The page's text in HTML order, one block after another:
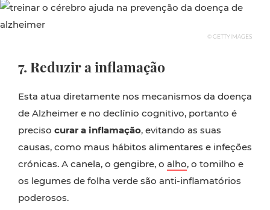
© GETTYIMAGES
7. Reduzir a inflamação
Esta atua diretamente nos mecanismos da doença
de Alzheimer e no declínio cognitivo, portanto é
preciso curar a inflamação, evitando as suas
causas, como maus hábitos alimentares e infeções
crónicas. A canela, o gengibre, o alho, o tomilho e
os legumes de folha verde são anti-inflamatórios
poderosos.